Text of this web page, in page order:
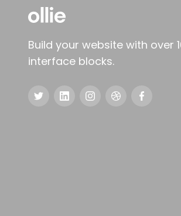
Build your website with over
interface blocks.